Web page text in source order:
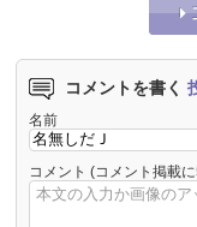
コメントを書く
名前
コメント (コメント掲載